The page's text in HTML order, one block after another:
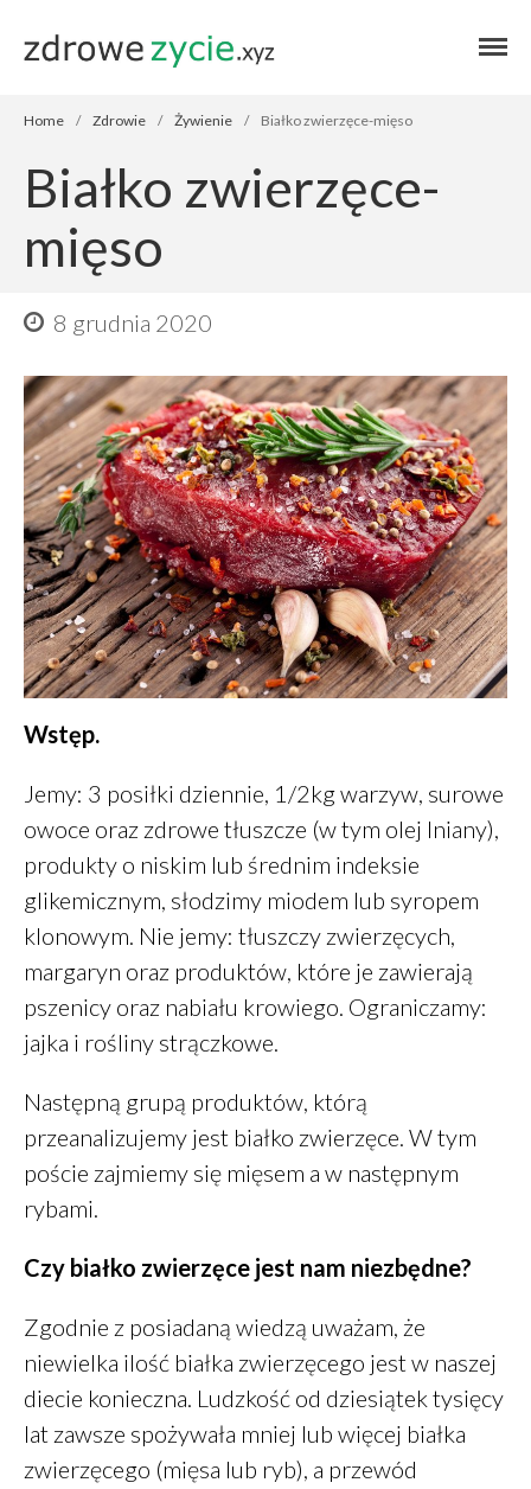
Przepisy
Finanse
Stosuję
Daniel Jak oszczędzać
pieniądze
Klarowany
PiotrŻ-Ilość posiłków w ciągu
dnia
PiotrŻ -Codziennie łyżka oleju
grudzień 2025
listopad 2025
październik 2025
maj 2022
Home / Zdrowie / Żywienie / Białko zwierzęce-mięso
Białko zwierzęce-
mięso
8 grudnia 2020
Wstęp.
Jemy: 3 posiłki dziennie, 1/2kg warzyw, surowe
owoce oraz zdrowe tłuszcze (w tym olej lniany),
produkty o niskim lub średnim indeksie
glikemicznym, słodzimy miodem lub syropem
klonowym. Nie jemy: tłuszczy zwierzęcych,
margaryn oraz produktów, które je zawierają
pszenicy oraz nabiału krowiego. Ograniczamy:
jajka i rośliny strączkowe.
Następną grupą produktów, którą
przeanalizujemy jest białko zwierzęce. W tym
poście zajmiemy się mięsem a w następnym
rybami.
Czy białko zwierzęce jest nam niezbędne?
Zgodnie z posiadaną wiedzą uważam, że
niewielka ilość białka zwierzęcego jest w naszej
diecie konieczna. Ludzkość od dziesiątek tysięcy
lat zawsze spożywała mniej lub więcej białka
zwierzęcego (mięsa lub ryb), a przewód